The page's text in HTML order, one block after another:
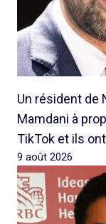
Un résident de
Mamdani à
TikTok et ils
9 août 2026